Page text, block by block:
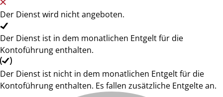
Der Dienst wird nicht angeboten.
Der Dienst ist in dem monatlichen Entgelt für die
Kontoführung enthalten.
Der Dienst ist nicht in dem monatlichen Entgelt für die
Kontoführung enthalten. Es fallen zusätzliche Entgelte an.